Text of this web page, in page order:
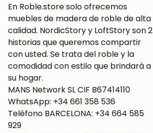
En Roble.store solo ofrecemos
muebles de madera de roble de alta
calidad. NordicStory y LoftStory son 2
historias que queremos compartir
con usted. Se trata del roble y la
comodidad con estilo que brindará a
su hogar.
MANS Network SL CIF B67414110
WhatsApp: +34 661 358 536
Teléfono BARCELONA: +34 664 585
929